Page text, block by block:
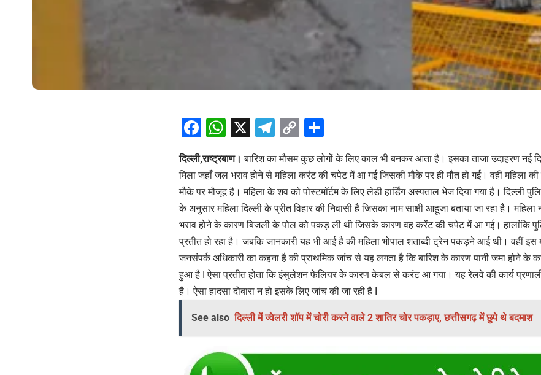
Facebook
WhatsApp
X Telegram
Copy
Link
दिल्ली,राष्ट्रबाण। बारिश का मौसम कुछ लोगों के लिए काल भी बनकर आता है। इसका ताजा उदाहरण नई
मिला जहाँ जल भराव होने से महिला करंट की चपेट में आ गई जिसकी मौके पर ही मौत हो गई। वहीं महिला
मौके पर मौजूद है। महिला के शव को पोस्टमॉर्टम के लिए लेडी हार्डिंग अस्पताल भेज दिया गया है। दिल्ली
के अनुसार महिला दिल्ली के प्रीत विहार की निवासी है जिसका नाम साक्षी आहूजा बताया जा रहा है।
भराव होने के कारण बिजली के पोल को पकड़ ली थी जिसके कारण वह करेंट की चपेट में आ गई। हालांकि
प्रतीत हो रहा है। जबकि जानकारी यह भी आई है की महिला भोपाल शताब्दी ट्रेन पकड़ने आई थी। वहीं
जनसंपर्क अधिकारी का कहना है की प्राथमिक जांच से यह लगता है कि बारिश के कारण पानी जमा होने के
हुआ है I ऐसा प्रतीत होता कि इंसुलेशन फेलियर के कारण केबल से करंट आ गया। यह रेलवे की कार्य
है। ऐसा हादसा दोबारा न हो इसके लिए जांच की जा रही है I
See also दिल्ली में ज्वेलरी शॉप में चोरी करने वाले 2 शातिर चोर पकड़ाए, छत्तीसगढ़ में छुपे थे बदमाश